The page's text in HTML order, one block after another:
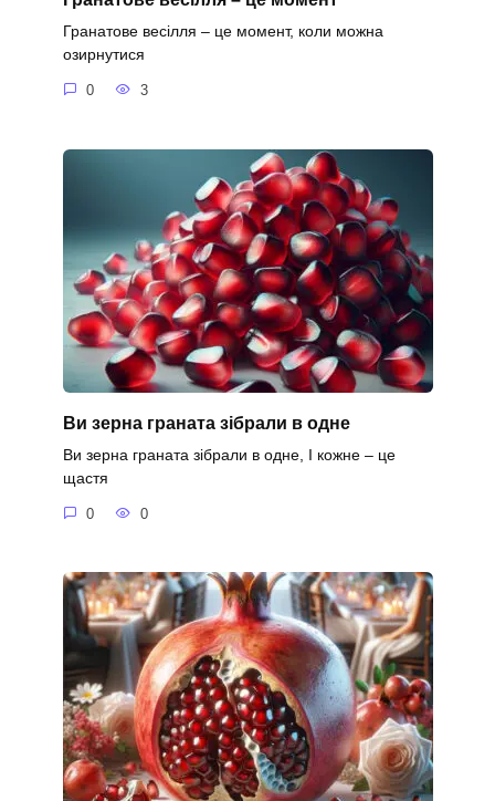
Гранатове весілля – це момент, коли можна
озирнутися
0 3
Ви зерна граната зібрали в одне
Ви зерна граната зібрали в одне, І кожне – це
щастя
0 0